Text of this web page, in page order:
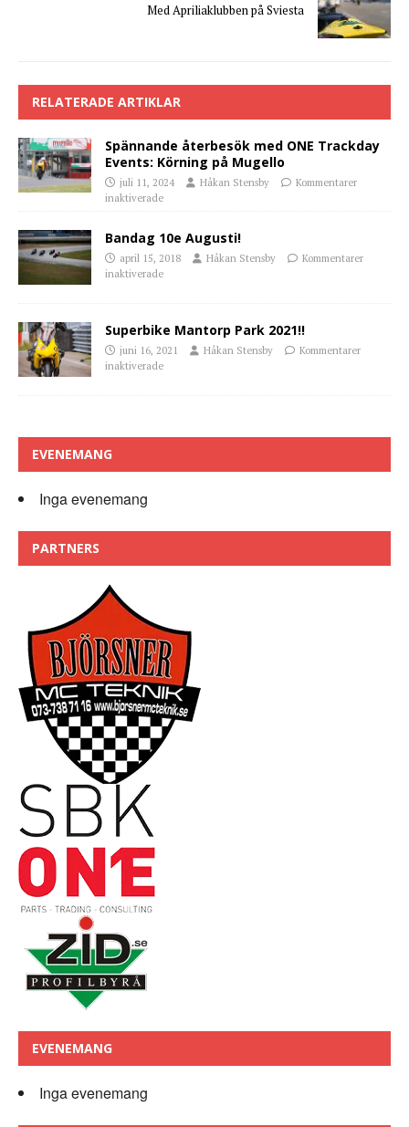
Med Apriliaklubben på Sviesta
RELATERADE ARTIKLAR
Spännande återbesök med ONE Trackday
Events: Körning på Mugello
juli 11, 2024 Håkan Stensby
Kommentarer
inaktiverade
Bandag 10e Augusti!
april 15, 2018 Håkan Stensby
Kommentarer
inaktiverade
Superbike Mantorp Park 2021!!
juni 16, 2021 Håkan Stensby
Kommentarer
inaktiverade
EVENEMANG
Inga evenemang
PARTNERS
EVENEMANG
Inga evenemang